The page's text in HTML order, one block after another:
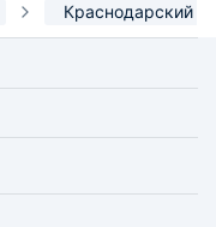
Краснодарский